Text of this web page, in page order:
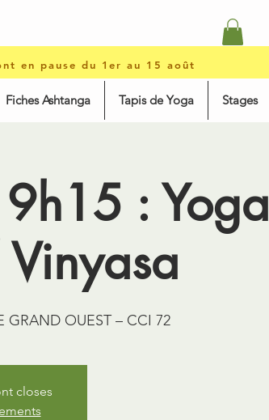
en pause du 1er au 15 août
Fiches Ashtanga Tapis de Yoga Stages
: Yoga
GRAND OUEST – CCI 72
closes